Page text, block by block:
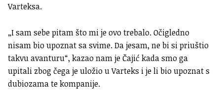
Varteksa.
„I sam sebe pitam što mi je ovo trebalo. Očigledno
nisam bio upoznat sa svime. Da jesam, ne bi si priuštio
takvu avanturu“, kazao nam je Čajić kada smo ga
upitali zbog čega je uložio u Varteks i je li bio upoznat s
dubiozama te kompanije.